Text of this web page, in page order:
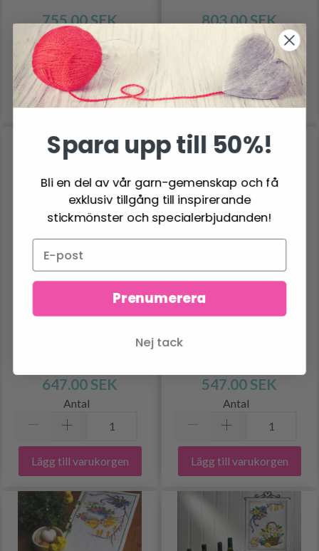
755.00 SEK
Antal
Lägg till varukorgen
803.00 SEK
Antal
Lägg till varukorgen
BRODERIKIT
647.00 SEK
Antal
Lägg till varukorgen
BRODERIKIT
547.00 SEK
Antal
Lägg till varukorgen
Spara upp till 50%!
Bli en del av vår garn-gemenskap och få
exklusiv tillgång till inspirerande
stickmönster och specialerbjudanden!
Prenumerera
Nej tack